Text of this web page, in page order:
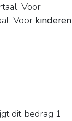
Voor
Voor kinderen
dit bedrag 1